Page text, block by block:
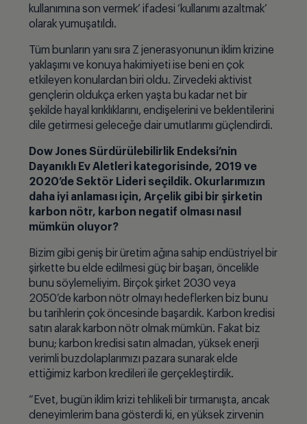
kullanımına son vermek’ ifadesi ‘kullanımı azaltmak’
olarak yumuşatıldı.
Tüm bunların yanı sıra Z jenerasyonunun iklim krizine
yaklaşımı ve konuya hakimiyeti ise beni en çok
etkileyen konulardan biri oldu. Zirvedeki aktivist
gençlerin oldukça erken yaşta bu kadar net bir
şekilde hayal kırıklıklarını, endişelerini ve beklentilerini
dile getirmesi geleceğe dair umutlarımı güçlendirdi.
Dow Jones Sürdürülebilirlik Endeksi’nin
Dayanıklı Ev Aletleri kategorisinde, 2019 ve
2020’de Sektör Lideri seçildik. Okurlarımızın
daha iyi anlaması için, Arçelik gibi bir şirketin
karbon nötr, karbon negatif olması nasıl
mümkün oluyor?
Bizim gibi geniş bir üretim ağına sahip endüstriyel bir
şirkette bu elde edilmesi güç bir başarı, öncelikle
bunu söylemeliyim. Birçok şirket 2030 veya
2050’de karbon nötr olmayı hedeflerken biz bunu
bu tarihlerin çok öncesinde başardık. Karbon kredisi
satın alarak karbon nötr olmak mümkün. Fakat biz
bunu; karbon kredisi satın almadan, yüksek enerji
verimli buzdolaplarımızı pazara sunarak elde
ettiğimiz karbon kredileri ile gerçekleştirdik.
“Evet, bugün iklim krizi tehlikeli bir tırmanışta, ancak
deneyimlerim bana gösterdi ki, en yüksek zirvenin